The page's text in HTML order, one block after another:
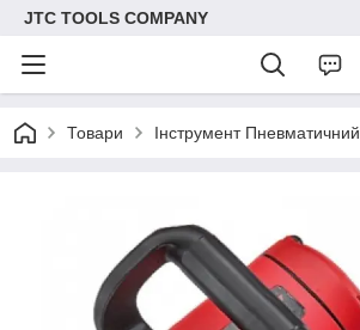
JTC TOOLS COMPANY
Товари Інструмент Пневматичний